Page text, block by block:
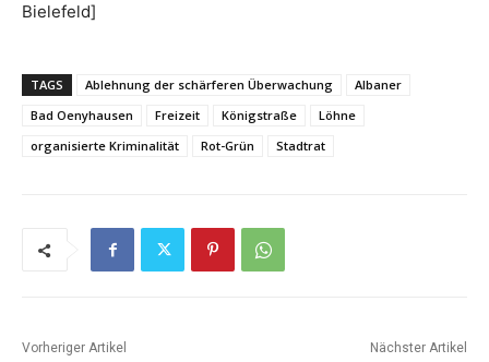
Bielefeld]
TAGS Ablehnung der schärferen Überwachung
Albaner
Bad Oenyhausen
Freizeit Königstraße
Löhne
organisierte Kriminalität
Rot-Grün Stadtrat
Vorheriger Artikel Nächster Artikel